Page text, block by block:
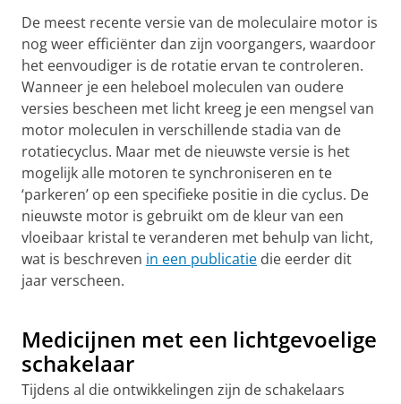
De meest recente versie van de moleculaire motor is
nog weer efficiënter dan zijn voorgangers, waardoor
het eenvoudiger is de rotatie ervan te controleren.
Wanneer je een heleboel moleculen van oudere
versies bescheen met licht kreeg je een mengsel van
motor moleculen in verschillende stadia van de
rotatiecyclus. Maar met de nieuwste versie is het
mogelijk alle motoren te synchroniseren en te
‘parkeren’ op een specifieke positie in die cyclus. De
nieuwste motor is gebruikt om de kleur van een
vloeibaar kristal te veranderen met behulp van licht,
wat is beschreven in een publicatie die eerder dit
jaar verscheen.
Simulatie van de beweging van de nano auto | Video
Medicijnen met een lichtgevoelige
schakelaar
Tijdens al die ontwikkelingen zijn de schakelaars